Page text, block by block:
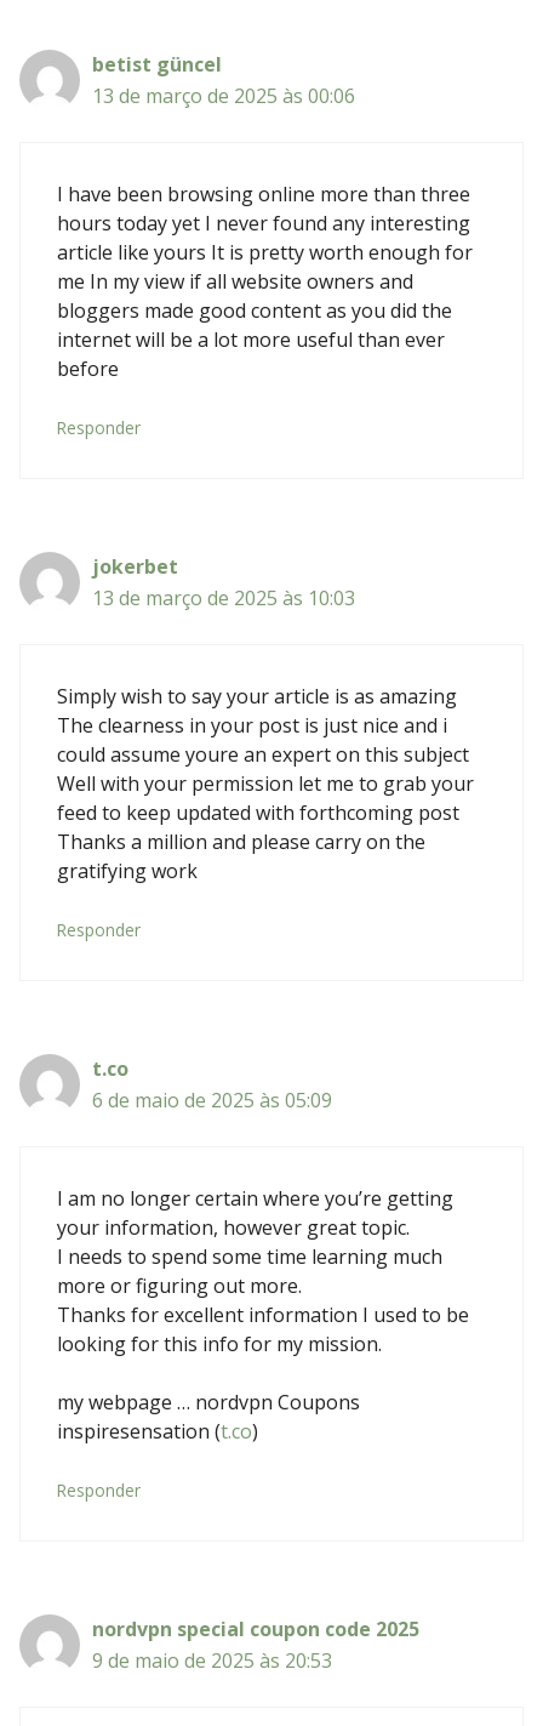
betist güncel
13 de março de 2025 às 00:06
I have been browsing online more than three
hours today yet I never found any interesting
article like yours It is pretty worth enough for
me In my view if all website owners and
bloggers made good content as you did the
internet will be a lot more useful than ever
before
Responder
jokerbet
13 de março de 2025 às 10:03
Simply wish to say your article is as amazing
The clearness in your post is just nice and i
could assume youre an expert on this subject
Well with your permission let me to grab your
feed to keep updated with forthcoming post
Thanks a million and please carry on the
gratifying work
Responder
t.co
6 de maio de 2025 às 05:09
I am no longer certain where you’re getting
your information, however great topic.
I needs to spend some time learning much
more or figuring out more.
Thanks for excellent information I used to be
looking for this info for my mission.
my webpage … nordvpn Coupons
inspiresensation (t.co)
Responder
nordvpn special coupon code 2025
9 de maio de 2025 às 20:53